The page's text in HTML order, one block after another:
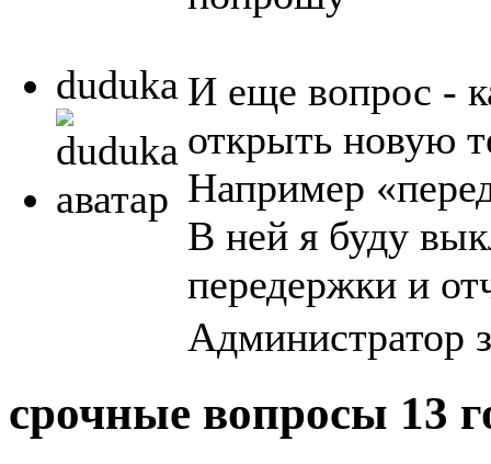
duduka И еще вопрос -
открыть новую
Например
В ней я буду
передержки и
Администратор
срочные вопросы 13